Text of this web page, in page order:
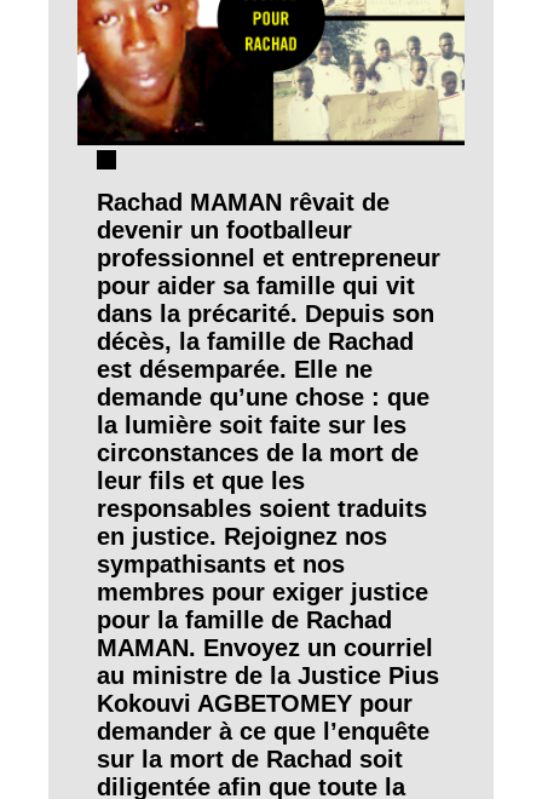
Rachad MAMAN rêvait de
devenir un footballeur
professionnel et entrepreneur
pour aider sa famille qui vit
dans la précarité. Depuis son
décès, la famille de Rachad
est désemparée. Elle ne
demande qu’une chose : que
la lumière soit faite sur les
circonstances de la mort de
leur fils et que les
responsables soient traduits
en justice. Rejoignez nos
sympathisants et nos
membres pour exiger justice
pour la famille de Rachad
MAMAN. Envoyez un courriel
au ministre de la Justice Pius
Kokouvi AGBETOMEY pour
demander à ce que l’enquête
sur la mort de Rachad soit
diligentée afin que toute la